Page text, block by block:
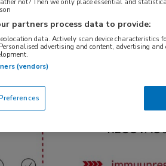
consortium, een
van alle universitaire
Stichting en de
onderzoeken hoe het
het vaccin is op de lange
partners process data to provide:
data. Actively scan device
advertising and content, advertising
(vendors)